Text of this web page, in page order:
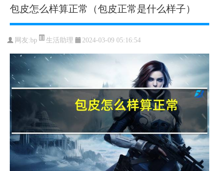
包皮怎么样算正常（包皮正常是什么样子）
网友:bp 生活助理 2024-03-09 05:16:54